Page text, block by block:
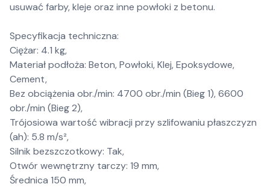
usuwać farby, kleje oraz inne powłoki z betonu.
Specyfikacja techniczna:
Ciężar: 4.1 kg,
Materiał podłoża: Beton, Powłoki, Klej, Epoksydowe,
Cement,
Bez obciążenia obr./min: 4700 obr./min (Bieg 1), 6600
obr./min (Bieg 2),
Trójosiowa wartość wibracji przy szlifowaniu płaszczyzn
(ah): 5.8 m/s²,
Silnik bezszczotkowy: Tak,
Otwór wewnętrzny tarczy: 19 mm,
Średnica 150 mm,